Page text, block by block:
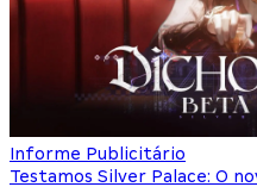
Informe Publicitário
Testamos Silver Palace: O